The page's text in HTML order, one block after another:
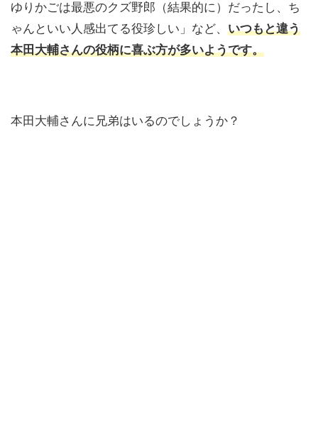
ゆりかごは最悪のクズ野郎（結果的に）だったし、ち
ゃんといい人感出てる役珍しい」など、 いつもと違う
本田大輔さんの役柄に喜ぶ方が多いようです。
本田大輔さんに兄弟はいるのでしょうか？